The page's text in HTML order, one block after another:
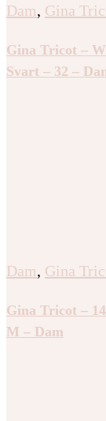
Dam, Gina
Gina Tricot –
Svart – 32 –
Dam, Gina
Gina Tricot –
M – Dam